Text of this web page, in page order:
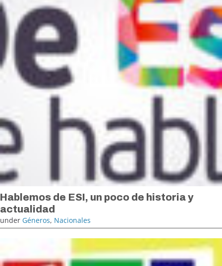
Hablemos de ESI, un poco de historia y
actualidad
under Géneros, Nacionales